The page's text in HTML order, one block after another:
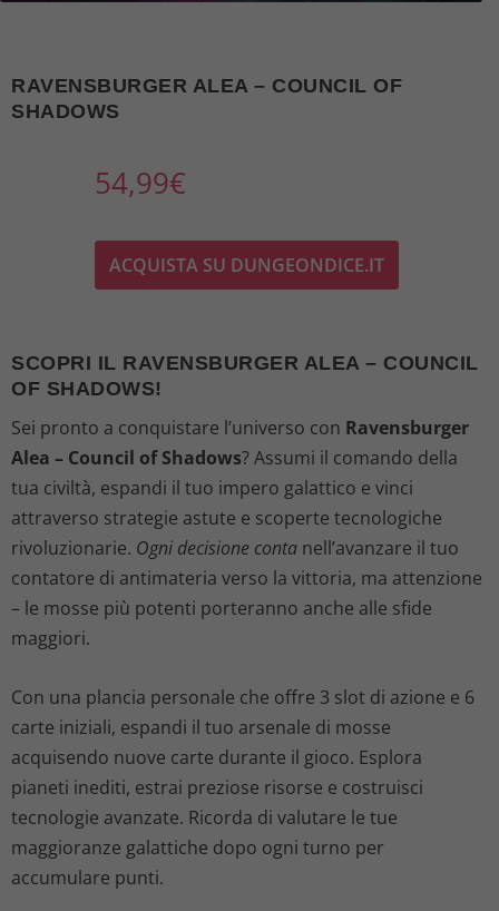
RAVENSBURGER ALEA – COUNCIL OF
SHADOWS
54,99€
ACQUISTA SU DUNGEONDICE.IT
SCOPRI IL RAVENSBURGER ALEA – COUNCIL
OF SHADOWS!
Sei pronto a conquistare l’universo con Ravensburger
Alea – Council of Shadows? Assumi il comando della
tua civiltà, espandi il tuo impero galattico e vinci
attraverso strategie astute e scoperte tecnologiche
rivoluzionarie. Ogni decisione conta nell’avanzare il tuo
contatore di antimateria verso la vittoria, ma attenzione
– le mosse più potenti porteranno anche alle sfide
maggiori.
Con una plancia personale che offre 3 slot di azione e 6
carte iniziali, espandi il tuo arsenale di mosse
acquisendo nuove carte durante il gioco. Esplora
pianeti inediti, estrai preziose risorse e costruisci
tecnologie avanzate. Ricorda di valutare le tue
maggioranze galattiche dopo ogni turno per
accumulare punti.